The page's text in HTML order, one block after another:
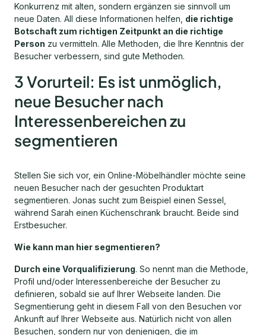
Konkurrenz mit alten, sondern ergänzen sie sinnvoll um
neue Daten. All diese Informationen helfen, die richtige
Botschaft zum richtigen Zeitpunkt an die richtige
Person zu vermitteln. Alle Methoden, die Ihre Kenntnis der
Besucher verbessern, sind gute Methoden.
3 Vorurteil: Es ist unmöglich,
neue Besucher nach
Interessenbereichen zu
segmentieren
Stellen Sie sich vor, ein Online-Möbelhändler möchte seine
neuen Besucher nach der gesuchten Produktart
segmentieren. Jonas sucht zum Beispiel einen Sessel,
während Sarah einen Küchenschrank braucht. Beide sind
Erstbesucher.
Wie kann man hier segmentieren?
Durch eine Vorqualifizierung. So nennt man die Methode,
Profil und/oder Interessenbereiche der Besucher zu
definieren, sobald sie auf Ihrer Webseite landen. Die
Segmentierung geht in diesem Fall von den Besuchen vor
Ankunft auf Ihrer Webseite aus. Natürlich nicht von allen
Besuchen, sondern nur von denjenigen, die im